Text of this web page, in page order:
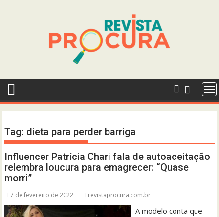
Tag: dieta para perder barriga
Influencer Patrícia Chari fala de autoaceitação
relembra loucura para emagrecer: “Quase
morri”
7 de fevereiro de 2022 revistaprocura.com.br
A modelo conta que